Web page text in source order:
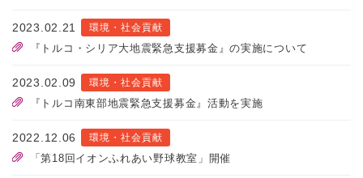
2023.02.21 環境・社会貢献
『トルコ・シリア大地震緊急支援募金』の実施について
2023.02.09 環境・社会貢献
『トルコ南東部地震緊急支援募金』活動を実施
2022.12.06 環境・社会貢献
「第18回イオンふれあい野球教室」開催